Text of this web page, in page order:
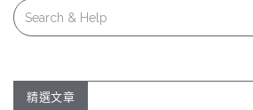
Search
for:
精選文章